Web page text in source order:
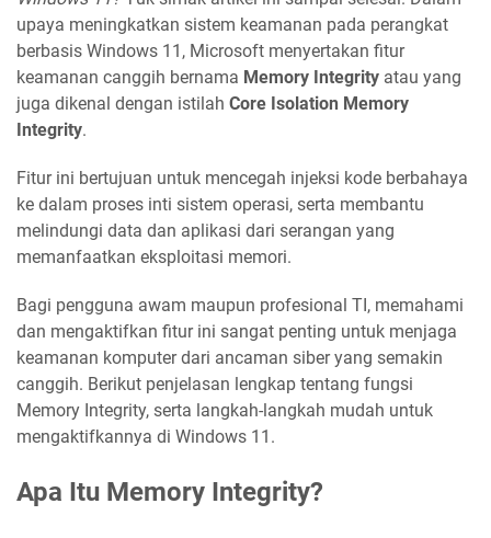
upaya meningkatkan sistem keamanan pada perangkat
berbasis Windows 11, Microsoft menyertakan fitur
keamanan canggih bernama Memory Integrity atau yang
juga dikenal dengan istilah Core Isolation Memory
Integrity.
Fitur ini bertujuan untuk mencegah injeksi kode berbahaya
ke dalam proses inti sistem operasi, serta membantu
melindungi data dan aplikasi dari serangan yang
memanfaatkan eksploitasi memori.
Bagi pengguna awam maupun profesional TI, memahami
dan mengaktifkan fitur ini sangat penting untuk menjaga
keamanan komputer dari ancaman siber yang semakin
canggih. Berikut penjelasan lengkap tentang fungsi
Memory Integrity, serta langkah-langkah mudah untuk
mengaktifkannya di Windows 11.
Apa Itu Memory Integrity?